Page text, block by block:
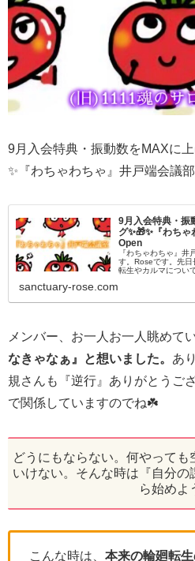
9月入会特典・振動数をMAXに
✨『わちゃわちゃ』井戸端会議
9月入会特典・振
グ✨🎁✨『わち
Open
『わちゃわちゃ』
す。Roseです。先
転生やカルマについ
sanctuary-rose.com
メンバー、お一人お一人眺めて
なきゃなぁ』と想いました。 あ
規さんも『逆行』ありがとうご
で関係していますのでね☘️
どうにもならない。何やっても
いけない。そんな時は『自分
ら始めよ
こんな時は、 本来の輪廻転